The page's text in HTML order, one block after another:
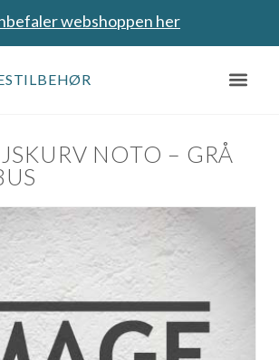
webshoppen her
NOTO – GRÅ